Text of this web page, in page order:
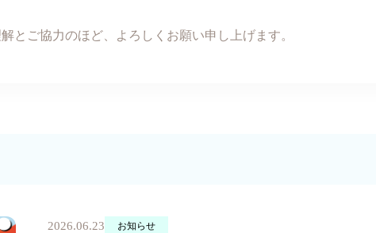
とご協力のほど、 よろしくお願い申し上げます。
2026.06.23 お知らせ